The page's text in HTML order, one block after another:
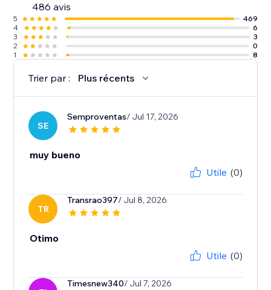
486 avis
5
469
4
6
3
3
2
0
1
8
Trier par : Plus récents
SE
Semproventas/ Jul 17, 2026
muy bueno
Utile (0)
TR
Transrao397/ Jul 8, 2026
Otimo
Utile (0)
Timesnew340/ Jul 7, 2026